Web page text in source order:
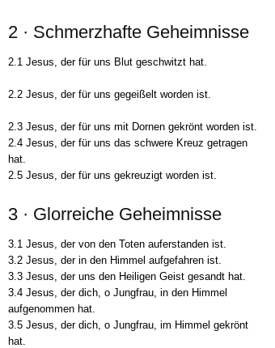
2 · Schmerzhafte Geheimnisse
2.1 Jesus, der für uns Blut geschwitzt hat.
2.2 Jesus, der für uns gegeißelt worden ist.
2.3 Jesus, der für uns mit Dornen gekrönt worden ist.
2.4 Jesus, der für uns das schwere Kreuz getragen
hat.
2.5 Jesus, der für uns gekreuzigt worden ist.
3 · Glorreiche Geheimnisse
3.1 Jesus, der von den Toten auferstanden ist.
3.2 Jesus, der in den Himmel aufgefahren ist.
3.3 Jesus, der uns den Heiligen Geist gesandt hat.
3.4 Jesus, der dich, o Jungfrau, in den Himmel
aufgenommen hat.
3.5 Jesus, der dich, o Jungfrau, im Himmel gekrönt
hat.